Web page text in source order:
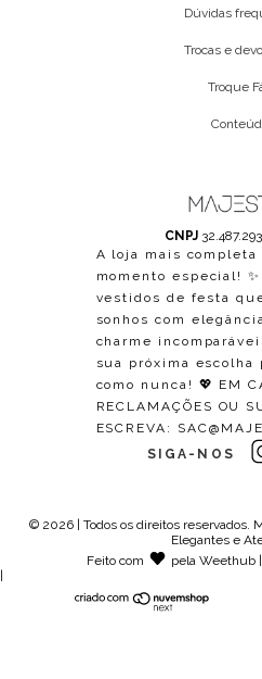
Dúvidas
Trocas e
Troque
CNPJ
A loja mais completa
momento especial!
vestidos de festa
sonhos com
charme
sua próxima
como nunca! 💖 EM
RECLAMAÇÕES OU
ESCREVA:
SIGA-NOS
© 2026 | Todos os direitos reservados.
Elegantes e
Feito com
pelaWeethub